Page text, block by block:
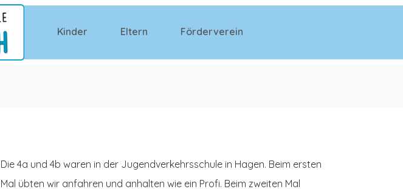
Kinder Eltern Förderverein
Die 4a und 4b waren in der Jugendverkehrsschule in Hagen. Beim ersten
Mal übten wir anfahren und anhalten wie ein Profi. Beim zweiten Mal